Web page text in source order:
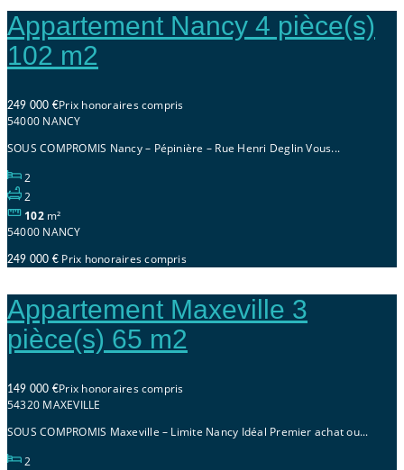
Appartement Nancy 4 pièce(s)
102 m2
249 000 €Prix honoraires compris
54000 NANCY
SOUS COMPROMIS Nancy – Pépinière – Rue Henri Deglin Vous...
2
2
102 m²
54000 NANCY
249 000 € Prix honoraires compris
Appartement Maxeville 3
pièce(s) 65 m2
149 000 €Prix honoraires compris
54320 MAXEVILLE
SOUS COMPROMIS Maxeville – Limite Nancy Idéal Premier achat ou...
2